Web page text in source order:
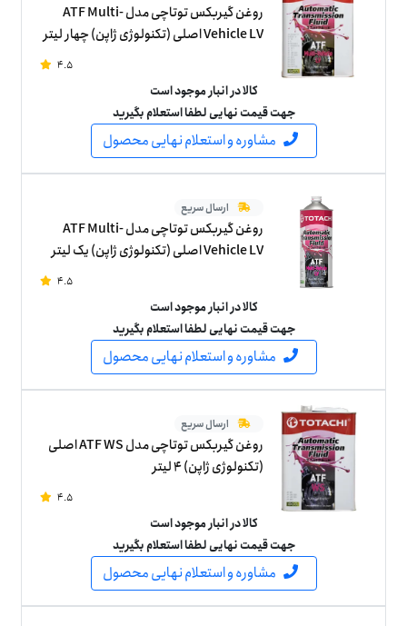
روغن گیربکس توتاچی مدل ATF Multi-
Vehicle LV اصلی (تکنولوژی ژاپن) چهار لیتر
4.5
کالا در انبار موجود است
جهت قیمت نهایی لطفا استعلام بگیرید
مشاوره و استعلام نهایی محصول
ارسال سریع
روغن گیربکس توتاچی مدل ATF Multi-
Vehicle LV اصلی (تکنولوژی ژاپن) یک لیتر
4.5
کالا در انبار موجود است
جهت قیمت نهایی لطفا استعلام بگیرید
مشاوره و استعلام نهایی محصول
ارسال سریع
روغن گیربکس توتاچی مدل ATF WS اصلی
(تکنولوژی ژاپن) 4 لیتر
4.5
کالا در انبار موجود است
جهت قیمت نهایی لطفا استعلام بگیرید
مشاوره و استعلام نهایی محصول